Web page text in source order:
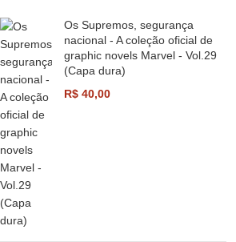
Os Supremos, segurança
nacional - A coleção oficial de
graphic novels Marvel - Vol.29
(Capa dura)
R$ 40,00